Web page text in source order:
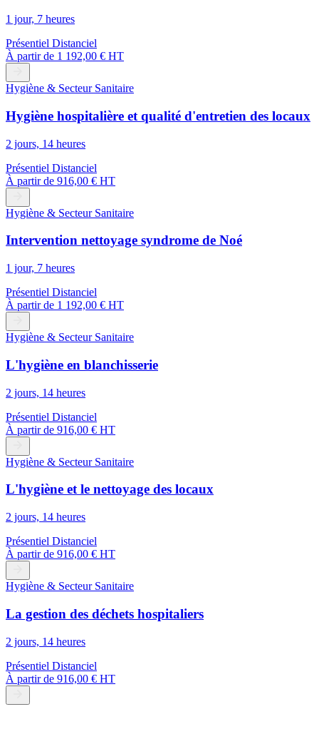
1 jour, 7 heures
Présentiel Distanciel
À partir de 1 192,00 € HT
Hygiène & Secteur Sanitaire
Hygiène hospitalière et qualité d'entretien des locaux
2 jours, 14 heures
Présentiel Distanciel
À partir de 916,00 € HT
Hygiène & Secteur Sanitaire
Intervention nettoyage syndrome de Noé
1 jour, 7 heures
Présentiel Distanciel
À partir de 1 192,00 € HT
Hygiène & Secteur Sanitaire
L'hygiène en blanchisserie
2 jours, 14 heures
Présentiel Distanciel
À partir de 916,00 € HT
Hygiène & Secteur Sanitaire
L'hygiène et le nettoyage des locaux
2 jours, 14 heures
Présentiel Distanciel
À partir de 916,00 € HT
Hygiène & Secteur Sanitaire
La gestion des déchets hospitaliers
2 jours, 14 heures
Présentiel Distanciel
À partir de 916,00 € HT